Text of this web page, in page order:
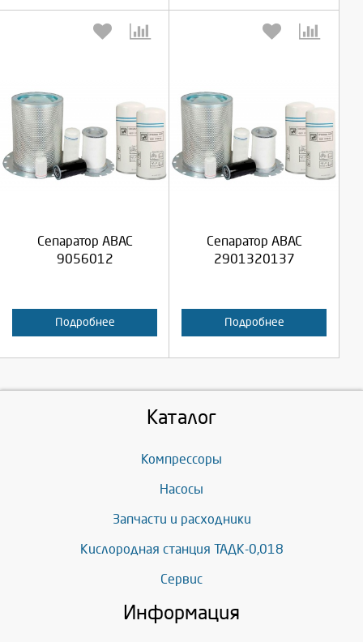
Сепаратор ABAC
9056012
Подробнее
Выберите количество:
Отмена
Сепаратор ABAC
2901320137
Подробнее
Выберите количество:
Отмена
Каталог
Компрессоры
Насосы
Запчасти и расходники
Кислородная станция ТАДК-0,018
Сервис
Информация